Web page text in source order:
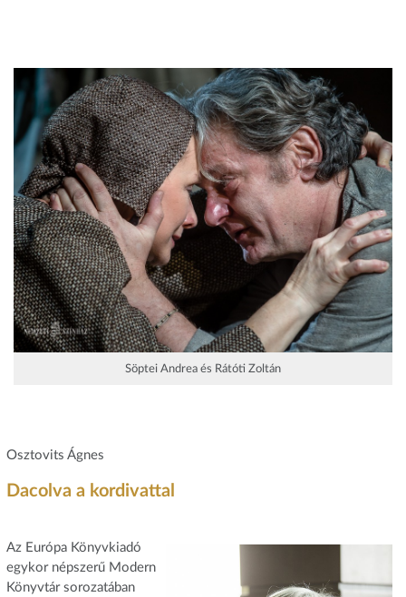
Söptei Andrea és Rátóti Zoltán
Osztovits Ágnes
Dacolva a kordivattal
Az Európa Könyvkiadó
egykor népszerű Modern
Könyvtár sorozatában